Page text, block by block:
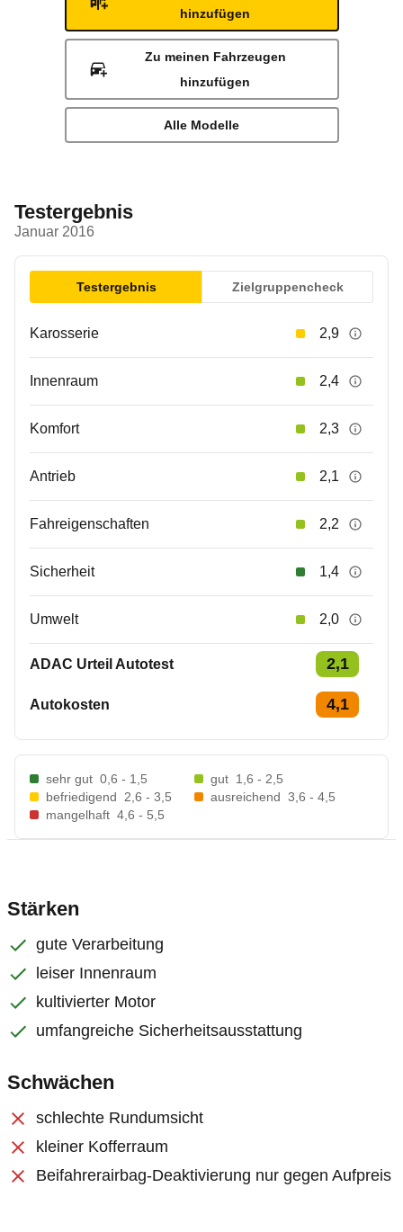
hinzufügen
Zu meinen Fahrzeugen
hinzufügen
Alle Modelle
Testergebnis
Januar 2016
Testergebnis Zielgruppencheck
Karosserie 2,9
Innenraum 2,4
Komfort 2,3
Antrieb 2,1
Fahreigenschaften 2,2
Sicherheit 1,4
Umwelt 2,0
ADAC Urteil Autotest 2,1
Autokosten 4,1
sehr gut 0,6 - 1,5 gut 1,6 - 2,5
befriedigend
2,6 - 3,5 ausreichend 3,6 - 4,5
mangelhaft 4,6 - 5,5
Stärken
gute Verarbeitung
leiser Innenraum
kultivierter Motor
umfangreiche Sicherheitsausstattung
Schwächen
schlechte Rundumsicht
kleiner Kofferraum
Beifahrerairbag-Deaktivierung nur gegen Aufpreis